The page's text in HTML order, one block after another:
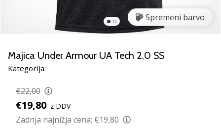
kot
brend
Prikaži
Spremeni barvo
Majica Under Armour UA Tech 2.0 SS
Kategorija:
€22,00
€19,80 z DDV
Zadnja najnižja cena: €19,80